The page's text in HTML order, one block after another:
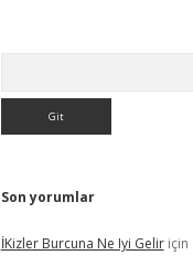
Son yorumlar
İKizler Burcuna Ne Iyi Geliriçin